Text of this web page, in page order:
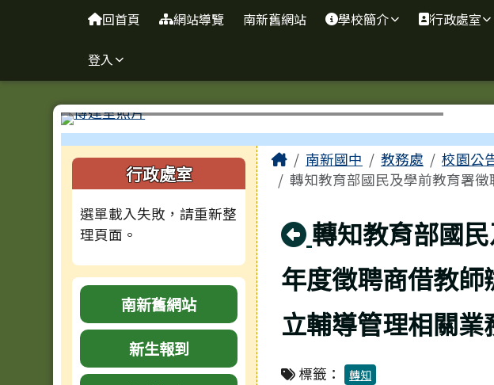
台南市南新國中
回首頁 網站導覽 南新舊網站 學校簡介 行政處室
登入
工具列
左邊區域內容
行政處室
選單載入失敗，請重新整
理頁面。
南新舊網站
新生報到
主內容區域
Home南新國中 教務處
校園公
轉知教育部國民及學前教育署
回上頁
轉知教育部國
年度徵聘商借教
立輔導管理相關業
標籤： 轉知
頁尾區域